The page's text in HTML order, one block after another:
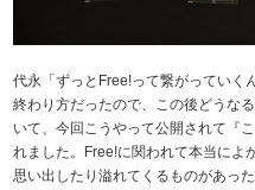
代永「ずっとFree!って繋がっていく
終わり方だったので、この後どうな
いて、今回こうやって公開されて『
れました。Free!に関われて本当によ
思い出したり溢れてくるものがあっ